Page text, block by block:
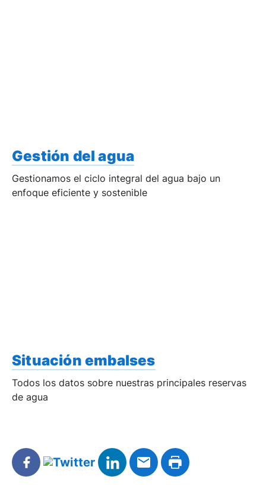
Gestión del agua
Gestionamos el ciclo integral del agua bajo un
enfoque eficiente y sostenible
Situación embalses
Todos los datos sobre nuestras principales reservas
de agua